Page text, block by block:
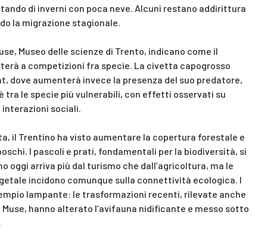
di inverni con poca neve. Alcuni restano addirittura
la migrazione stagionale.
Museo delle scienze di Trento, indicano come il
a competizioni fra specie. La civetta capogrosso
dove aumenterà invece la presenza del suo predatore,
tra le specie più vulnerabili, con effetti osservati su
sociali.
il Trentino ha visto aumentare la copertura forestale e
I pascoli e prati, fondamentali per la biodiversità, si
oggi arriva più dal turismo che dall’agricoltura, ma le
incidono comunque sulla connettività ecologica. I
lampante: le trasformazioni recenti, rilevate anche
Muse, hanno alterato l’avifauna nidificante e messo sotto